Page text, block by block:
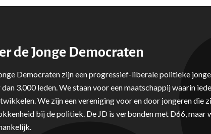
de Jonge Democraten
Democraten zijn een progressief-liberale politieke
dan 3.000 leden. We staan voor een maatschappij waarin
We zijn een vereniging voor en door jongeren die
bij de politiek. De JD is verbonden met D66, maar